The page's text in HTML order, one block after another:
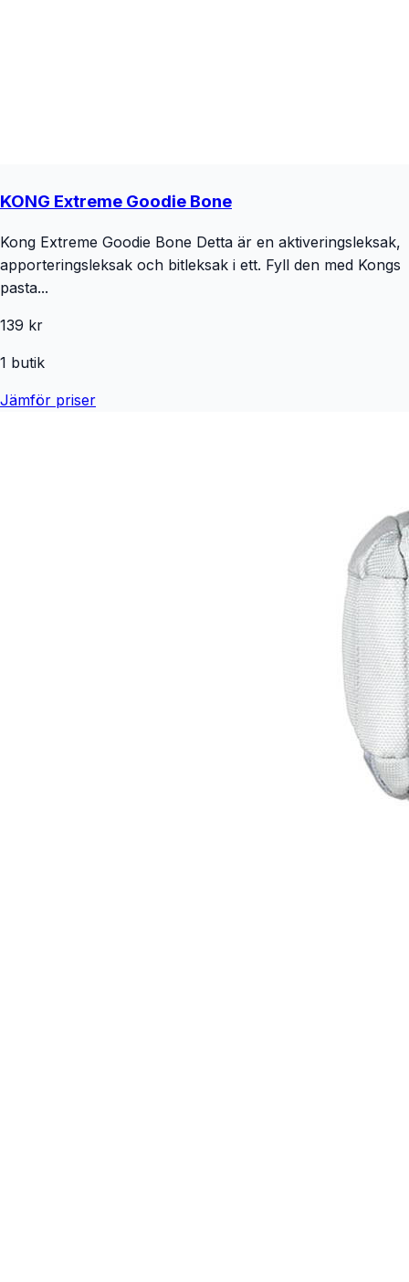
KONG Extreme Goodie Bone
Kong Extreme Goodie Bone Detta är en aktiveringsleksak,
apporteringsleksak och bitleksak i ett. Fyll den med Kongs
pasta...
139 kr
1 butik
Jämför priser